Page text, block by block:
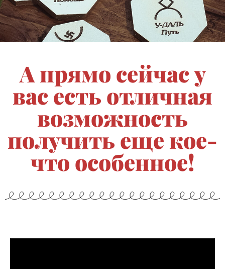
А прямо сейчас у
вас есть отличная
возможность
получить еще кое-
что особенное!